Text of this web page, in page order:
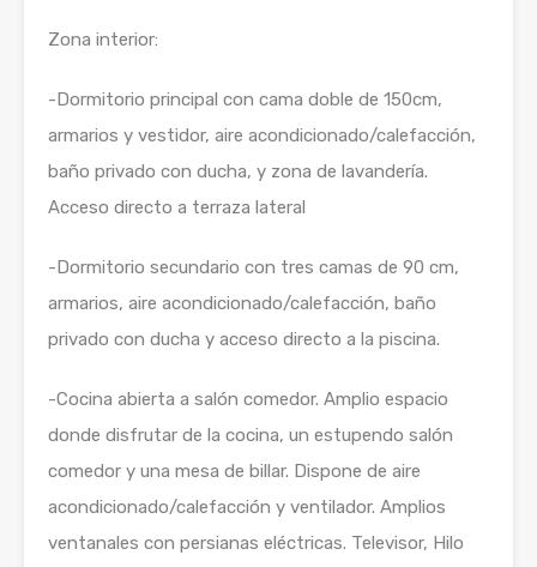
Zona interior:
-Dormitorio principal con cama doble de 150cm,
armarios y vestidor, aire acondicionado/calefacción,
baño privado con ducha, y zona de lavandería.
Acceso directo a terraza lateral
-Dormitorio secundario con tres camas de 90 cm,
armarios, aire acondicionado/calefacción, baño
privado con ducha y acceso directo a la piscina.
-Cocina abierta a salón comedor. Amplio espacio
donde disfrutar de la cocina, un estupendo salón
comedor y una mesa de billar. Dispone de aire
acondicionado/calefacción y ventilador. Amplios
ventanales con persianas eléctricas. Televisor, Hilo